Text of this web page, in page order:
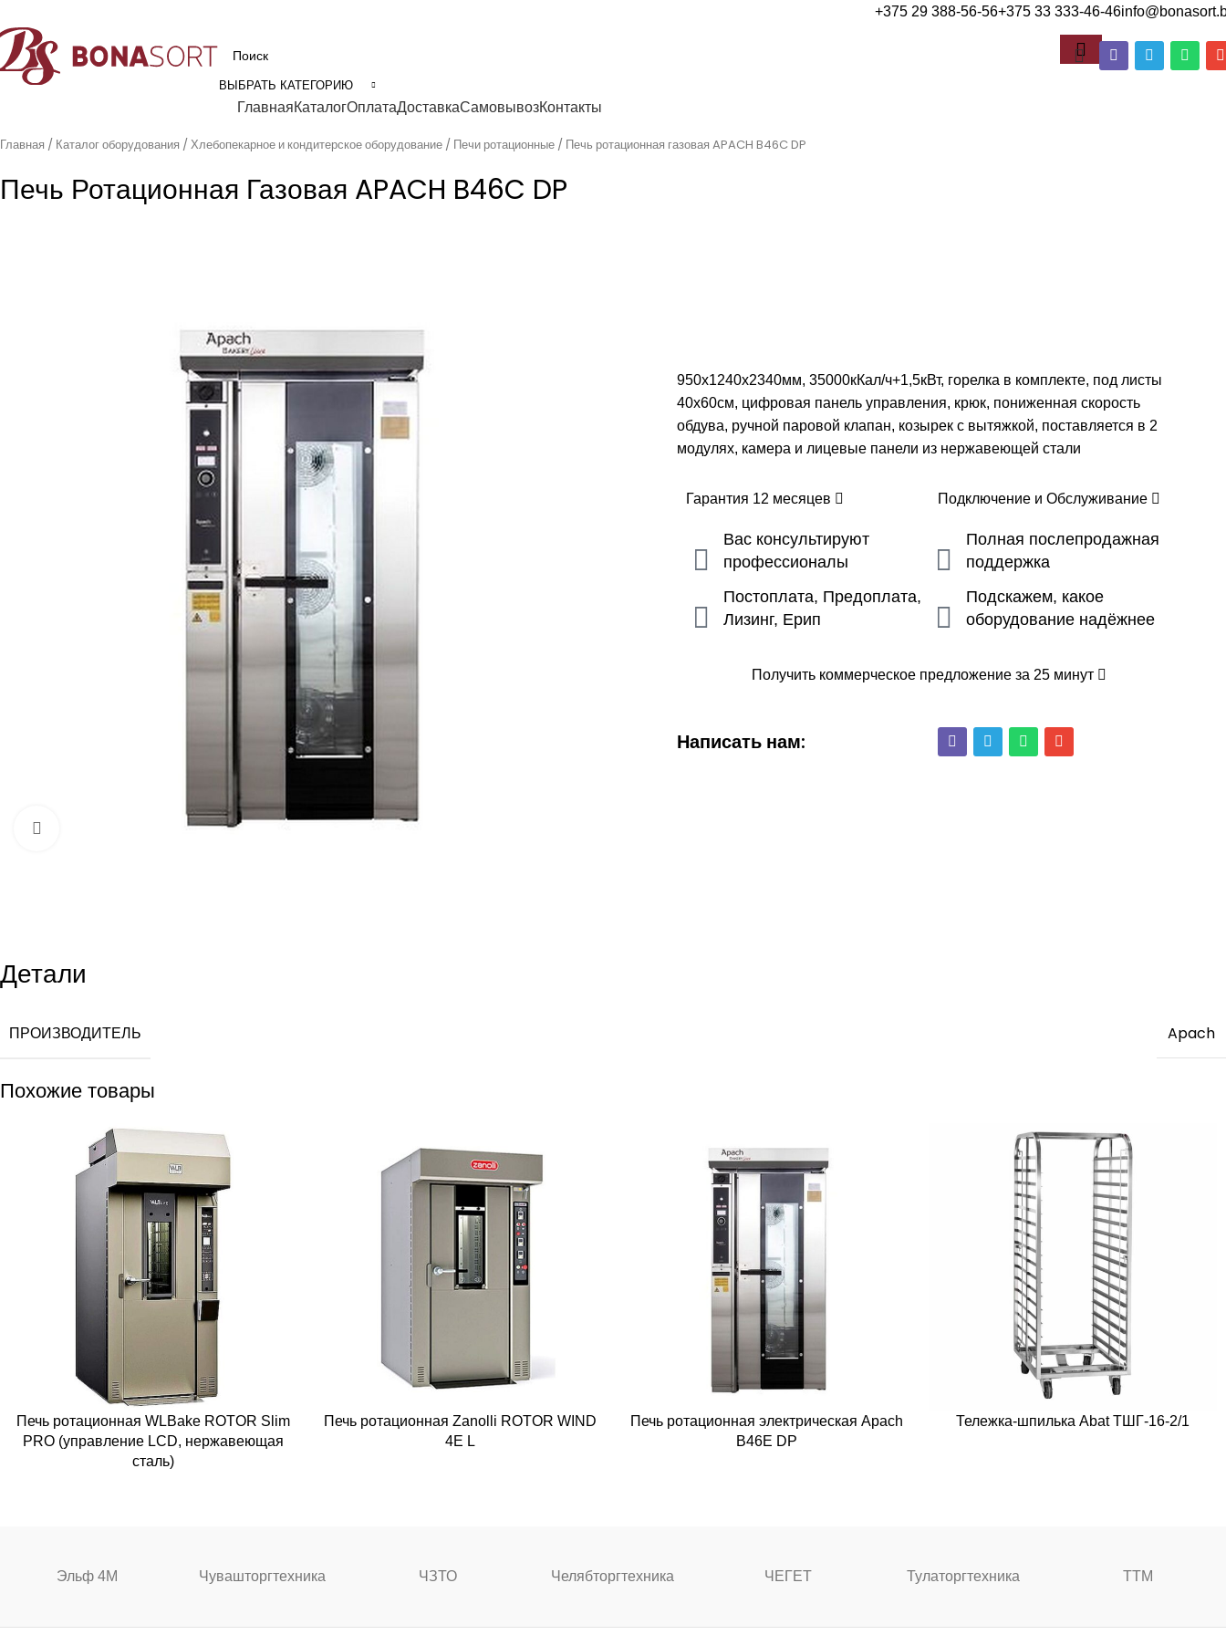
+375 29 388-56-56+375 33 333-46-46
ВЫБРАТЬ КАТЕГОРИЮ
ГлавнаяКаталогОплатаДоставкаСамовывозКонтакты
Главная Каталог оборудования Хлебопекарное и кондитерское оборудование Печи ротационные Печь ротационная газовая APACH B46C DP
Печь Ротационная Газовая APACH B46C DP
950х1240х2340мм, 35000кКал/ч+1,5кВт, горелка в комплекте, под листы
40х60см, цифровая панель управления, крюк, пониженная скорость
обдува, ручной паровой клапан, козырек с вытяжкой, поставляется в 2
модулях, камера и лицевые панели из нержавеющей стали
Гарантия 12 месяцев Подключение и Обслуживание
Вас консультируют
профессионалы
Постоплата, Предоплата,
Лизинг, Ерип
Полная послепродажная
поддержка
Подскажем, какое
оборудование надёжнее
Получить коммерческое предложение за 25 минут
Написать нам:
Детали
ПРОИЗВОДИТЕЛЬ Apach
Похожие товары
Печь ротационная WLBake ROTOR Slim
PRO (управление LCD, нержавеющая
сталь)
Печь ротационная Zanolli ROTOR WIND
4E L
Печь ротационная электрическая Apach
B46E DP
Тележка-шпилька Abat ТШГ-16-2/1
Эльф 4М Чувашторгтехника ЧЗТО Челябторгтехника ЧЕГЕТ Тулаторгтехника ТТМ